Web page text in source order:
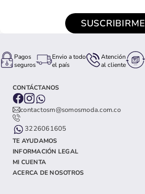
SUSCRIBIRME
Pagos
seguros
Envio a todo
el país
Atención
al cliente
CONTÁCTANOS
contactosm@somosmoda.com.co
3226061605
TE AYUDAMOS
INFORMACIÓN LEGAL
MI CUENTA
ACERCA DE NOSOTROS